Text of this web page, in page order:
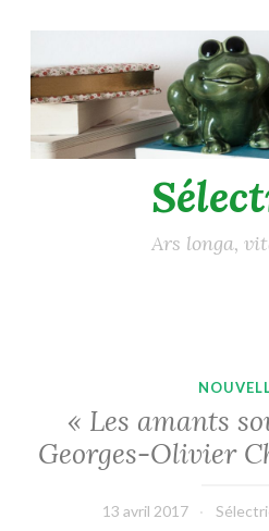
au
contenu
principal
Ars longa,
« Les amants
Georges-Olivier
13 avril 2017